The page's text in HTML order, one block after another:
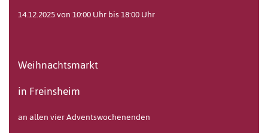
14.12.2025 von 10:00 Uhr bis 18:00 Uhr
Weihnachtsmarkt
in Freinsheim
an allen vier Adventswochenenden